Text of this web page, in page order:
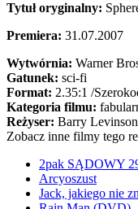
Tytuł oryginalny:
Premiera: 31.07.2007
Wytwórnia: Warner
Gatunek: sci-fi
Format: 2.35:1 /
Kategoria filmu:
Reżyser: Barry Levinson
Zobacz inne filmy tego
2pak SĄDOWY
Arcyoszust
Jack, jakiego nie